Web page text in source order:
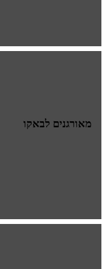
מאורגנים לבאקו